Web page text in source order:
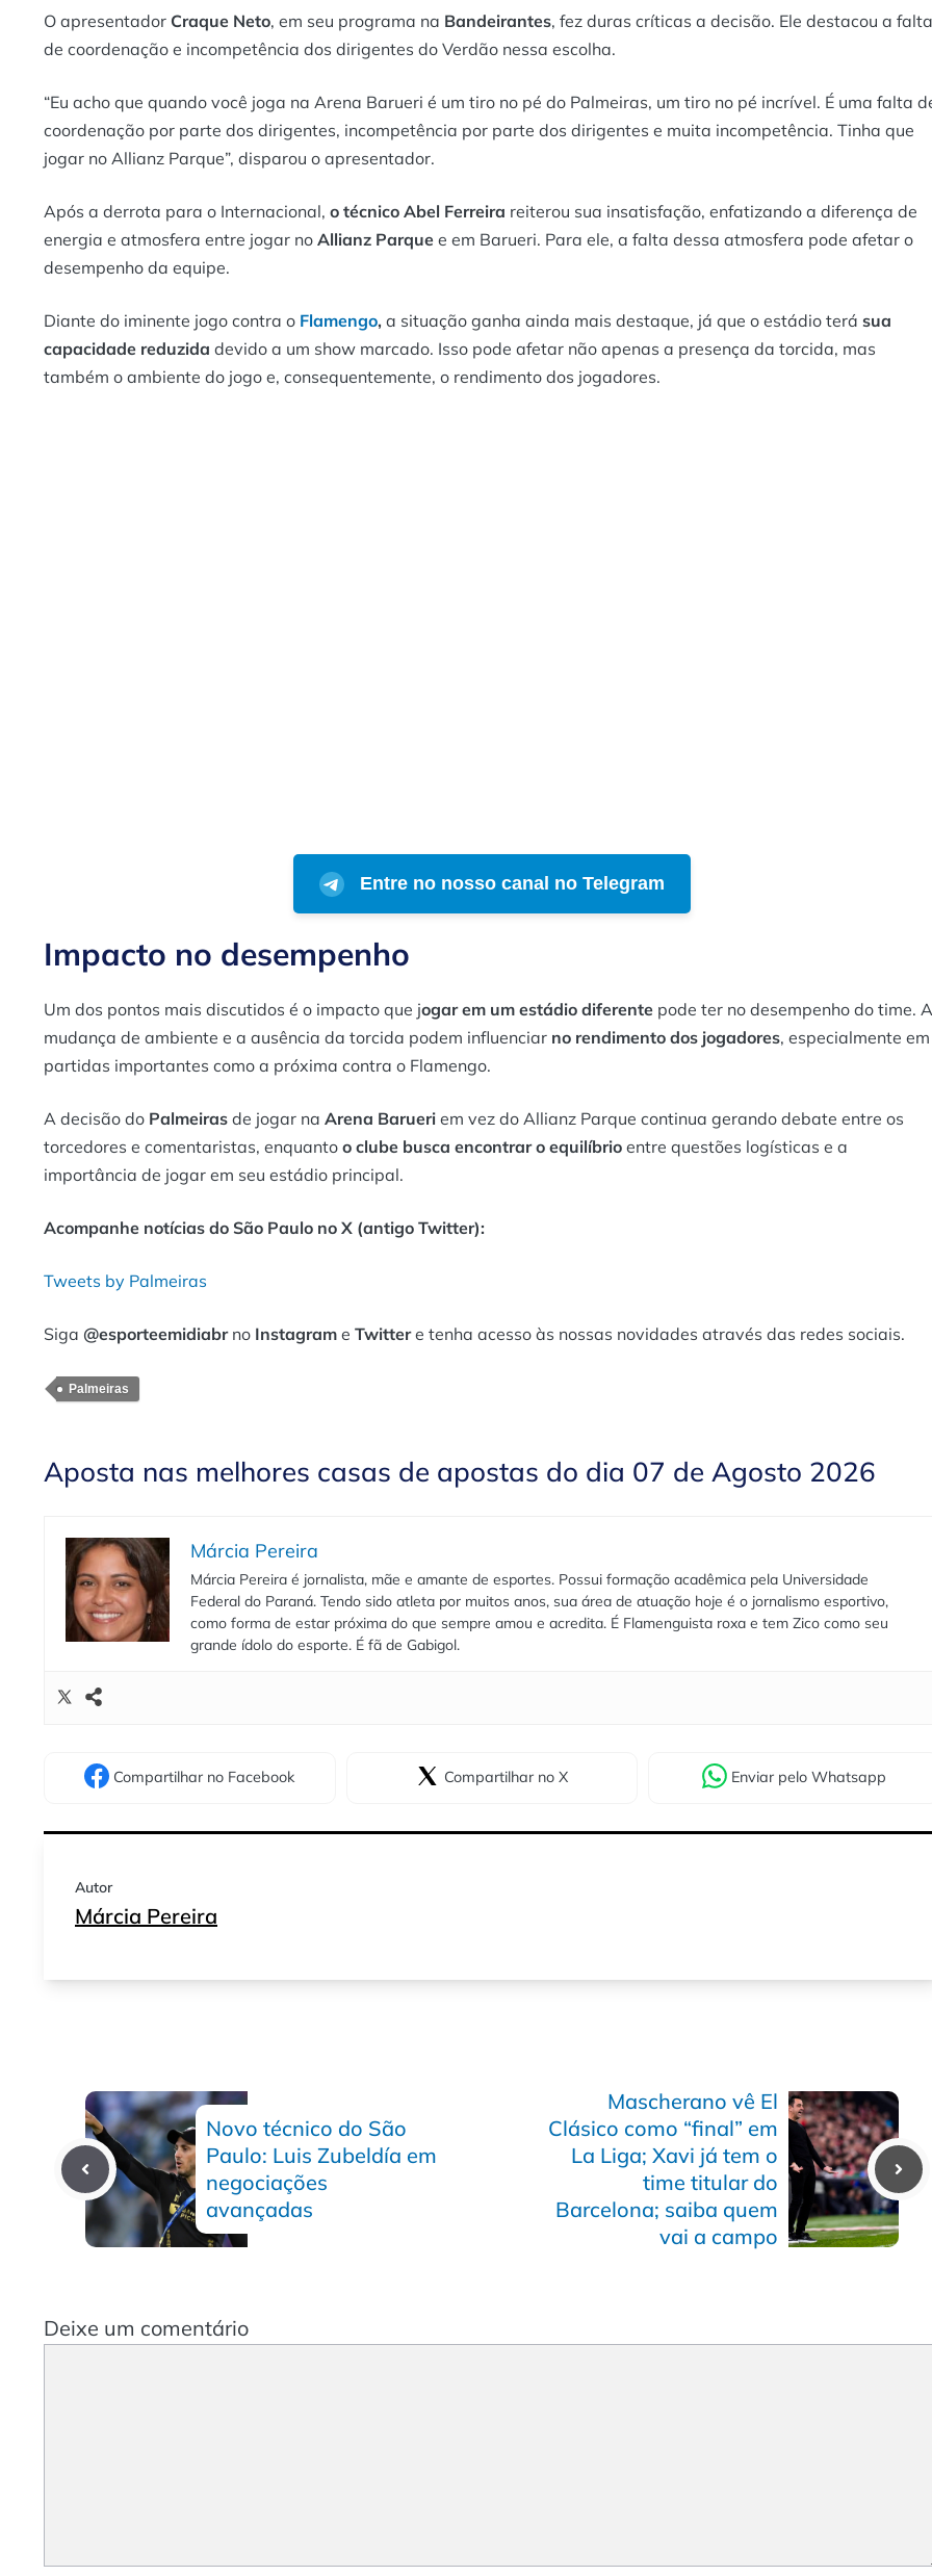
O apresentador Craque Neto, em seu programa na Bandeirantes, fez duras críticas a decisão. Ele destacou a falta
de coordenação e incompetência dos dirigentes do Verdão nessa escolha.
“Eu acho que quando você joga na Arena Barueri é um tiro no pé do Palmeiras, um tiro no pé incrível. É uma falta
coordenação por parte dos dirigentes, incompetência por parte dos dirigentes e muita incompetência. Tinha que
jogar no Allianz Parque”, disparou o apresentador.
Após a derrota para o Internacional, o técnico Abel Ferreira reiterou sua insatisfação, enfatizando a diferença de
energia e atmosfera entre jogar no Allianz Parque e em Barueri. Para ele, a falta dessa atmosfera pode afetar o
desempenho da equipe.
Diante do iminente jogo contra o Flamengo, a situação ganha ainda mais destaque, já que o estádio terá sua
capacidade reduzida devido a um show marcado. Isso pode afetar não apenas a presença da torcida, mas
também o ambiente do jogo e, consequentemente, o rendimento dos jogadores.
Entre no nosso canal no Telegram
Impacto no desempenho
Um dos pontos mais discutidos é o impacto que jogar em um estádio diferente pode ter no desempenho do time. A
mudança de ambiente e a ausência da torcida podem influenciar no rendimento dos jogadores, especialmente em
partidas importantes como a próxima contra o Flamengo.
A decisão do Palmeiras de jogar na Arena Barueri em vez do Allianz Parque continua gerando debate entre os
torcedores e comentaristas, enquanto o clube busca encontrar o equilíbrio entre questões logísticas e a
importância de jogar em seu estádio principal.
Acompanhe notícias do São Paulo no X (antigo Twitter):
Tweets by Palmeiras
Siga @esporteemidiabrno Instagram e Twittere tenha acesso às nossas novidades através das redes sociais.
Palmeiras
Aposta nas melhores casas de apostas do dia 07 de Agosto 2026
Márcia Pereira
Márcia Pereira é jornalista, mãe e amante de esportes. Possui formação acadêmica pela Universidade
Federal do Paraná. Tendo sido atleta por muitos anos, sua área de atuação hoje é o jornalismo esportivo,
como forma de estar próxima do que sempre amou e acredita. É Flamenguista roxa e tem Zico como seu
grande ídolo do esporte. É fã de Gabigol.
Compartilhar no Facebook Compartilhar no X Enviar pelo Whatsapp
Autor
Márcia Pereira
Novo técnico do São
Paulo: Luis Zubeldía em
negociações
avançadas
Mascherano vê El
Clásico como “final” em
La Liga; Xavi já tem o
time titular do
Barcelona; saiba quem
vai a campo
Deixe um comentário